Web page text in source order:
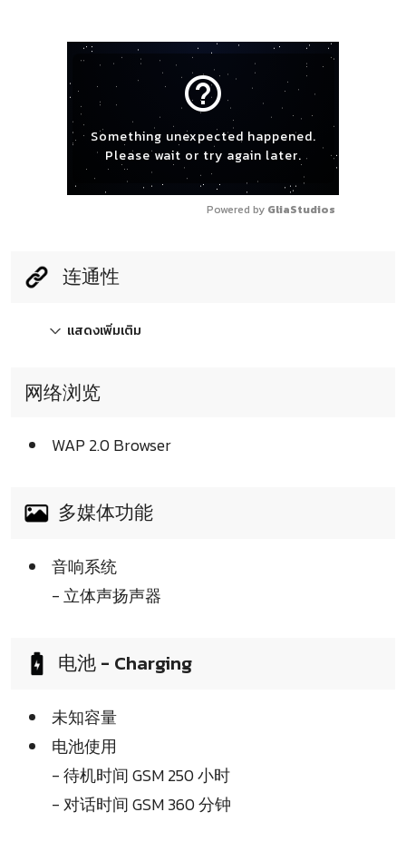
help_outline
Something unexpected happened.
Please wait or try again later.
Powered by GliaStudios
连通性
แสดงเพิ่มเติม
网络浏览
WAP 2.0 Browser
多媒体功能
音响系统
- 立体声扬声器
电池 - Charging
未知容量
电池使用
- 待机时间 GSM 250 小时
- 对话时间 GSM 360 分钟